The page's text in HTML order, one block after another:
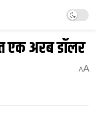
एक अरब डॉलर
AA